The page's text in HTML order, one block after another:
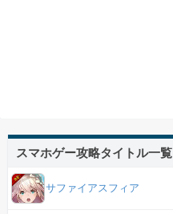
スマホゲー攻略タイトル一覧
サファイアスフィア